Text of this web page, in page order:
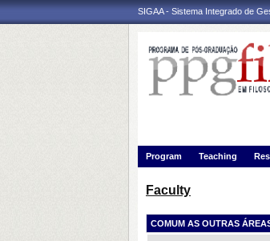
SIGAA - Sistema Integrado de
Program Teaching
Faculty
COMUM AS OUTRAS